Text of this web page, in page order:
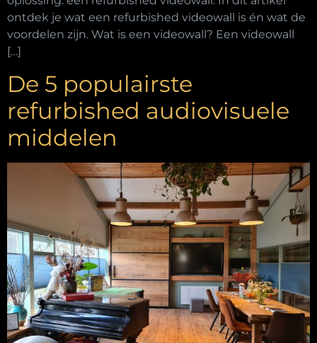
ontdek je wat een refurbished videowall is én wat de
voordelen zijn. Wat is een videowall? Een videowall
[…]
De 5 populairste
refurbished audiovisuele
middelen